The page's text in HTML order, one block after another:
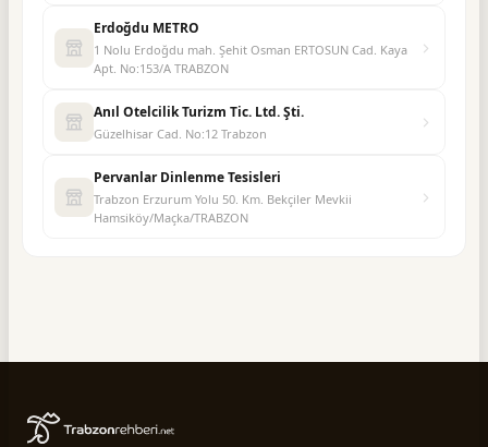
Erdoğdu METRO
1 Nolu Erdoğdu mah. Şehit Osman ERTOSUN Cad. Kaya
Apt. No:153/A TRABZON
Anıl Otelcilik Turizm Tic. Ltd. Şti.
Güzelhisar Cad. No:12 Trabzon
Pervanlar Dinlenme Tesisleri
Trabzon Erzurum Yolu 50. Km. Bekçiler Mevkii
Hamsiköy/Maçka/TRABZON